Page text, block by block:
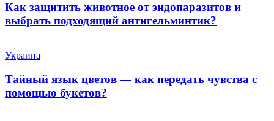
Как защитить животное от эндопаразитов и
выбрать подходящий антигельминтик?
Украина
Тайный язык цветов — как передать чувства с
помощью букетов?